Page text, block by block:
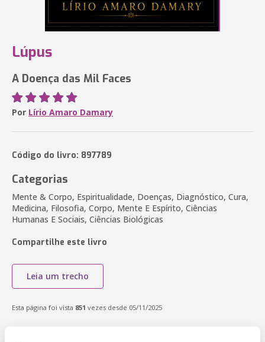
Lúpus
A Doença das Mil Faces
Por Lírio Amaro Damary
Código do livro: 897789
Categorias
Mente & Corpo, Espiritualidade, Doenças, Diagnóstico, Cura,
Medicina, Filosofia, Corpo, Mente E Espírito, Ciências
Humanas E Sociais, Ciências Biológicas
Compartilhe este livro
Leia um trecho
Esta página foi vista 851 vezes desde 05/11/2025